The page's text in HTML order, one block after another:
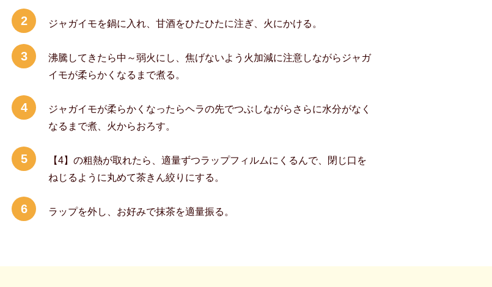
2 ジャガイモを鍋に入れ、甘酒をひたひたに注ぎ、火にかける。
3
沸騰してきたら中～弱火にし、焦げないよう火加減に注意しながらジャガ
イモが柔らかくなるまで煮る。
4
ジャガイモが柔らかくなったらヘラの先でつぶしながらさらに水分がなく
なるまで煮、火からおろす。
5
【4】の粗熱が取れたら、適量ずつラップフィルムにくるんで、閉じ口を
ねじるように丸めて茶きん絞りにする。
6 ラップを外し、お好みで抹茶を適量振る。